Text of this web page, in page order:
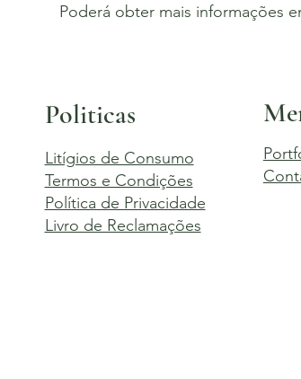
Poderá obter mais informações
Politicas
Litígios de Consumo
Termos e Condições
Política de Privacidade
Livro de Reclamações